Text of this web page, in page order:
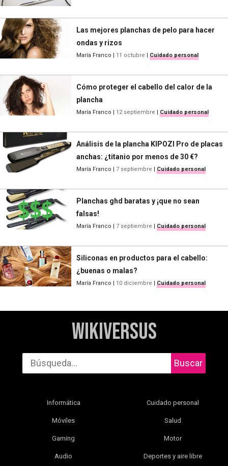
Las mejores planchas de pelo para hacer
ondas y rizos
María Franco 11 octubre Cuidado personal
Cómo proteger el cabello del calor de la
plancha
María Franco 12 septiembre Cuidado personal
Análisis de la plancha KIPOZI Pro de placas
anchas: ¿titanio por menos de 30 €?
María Franco 7 septiembre Cuidado personal
Planchas ghd baratas y ¡que no sean
falsas!
María Franco 7 septiembre Cuidado personal
Siliconas en productos para el cabello:
¿buenas o malas?
María Franco 10 diciembre Cuidado personal
WikiVersus
Buscar
Informática
Móviles
Gaming
Audio
Cuidado personal
Salud
Motor
Deportes y aire libre